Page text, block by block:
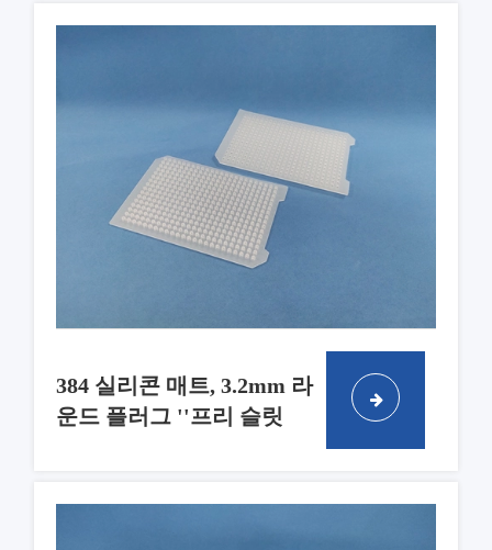
384 실리콘 매트, 3.2mm 라
운드 플러그 ''프리 슬릿